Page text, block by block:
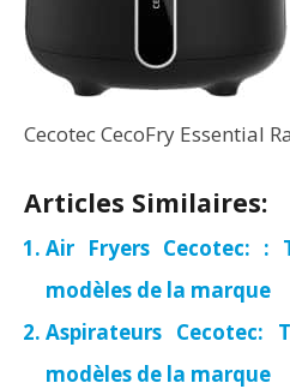
Cecotec CecoFry Essential
Articles Similaires:
Air Fryers Cecotec: :
modèles de la marque
Aspirateurs Cecotec:
modèles de la marque